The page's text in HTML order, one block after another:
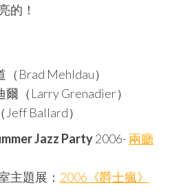
的！
Brad Mehldau）
（Larry Grenadier）
Ballard）
Jazz Party2006- 兩廳
主題展： 2006《爵士瘋》